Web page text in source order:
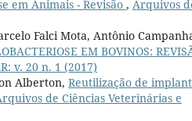
em Animais - Revisão , Arquivos
Falci Mota, Antônio
EM BOVINOS:
v. 20 n. 1 (2017)
Alberton, Reutilização de
de Ciências Veterinárias e